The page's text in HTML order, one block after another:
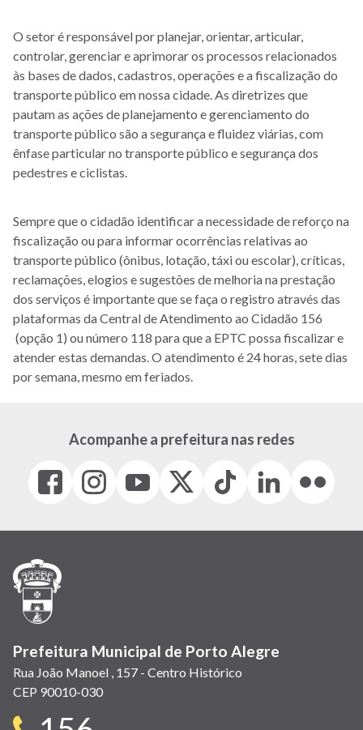
O setor é responsável por planejar, orientar, articular,
controlar, gerenciar e aprimorar os processos relacionados
às bases de dados, cadastros, operações e a fiscalização do
transporte público em nossa cidade. As diretrizes que
pautam as ações de planejamento e gerenciamento do
transporte público são a segurança e fluidez viárias, com
ênfase particular no transporte público e segurança dos
pedestres e ciclistas.
Sempre que o cidadão identificar a necessidade de reforço na
fiscalização ou para informar ocorrências relativas ao
transporte público (ônibus, lotação, táxi ou escolar), críticas,
reclamações, elogios e sugestões de melhoria na prestação
dos serviços é importante que se faça o registro através das
plataformas da Central de Atendimento ao Cidadão 156
(opção 1) ou número 118 para que a EPTC possa fiscalizar e
atender estas demandas. O atendimento é 24 horas, sete dias
por semana, mesmo em feriados.
Acompanhe a prefeitura nas redes
Facebook
(link
em
janela)
Instagram
(link
em
(link
em
(Antigo
(link
Tiktok
(link
em
LinkedIn
(link
em
(link
em
Prefeitura Municipal de Porto Alegre
Rua João Manoel , 157 - Centro Histórico
CEP 90010-030